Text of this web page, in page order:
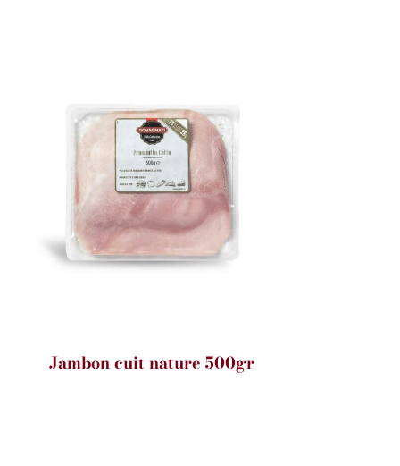
Jambon cuit nature 500gr